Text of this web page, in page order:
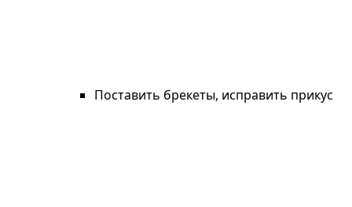
Поставить брекеты, исправить прикус